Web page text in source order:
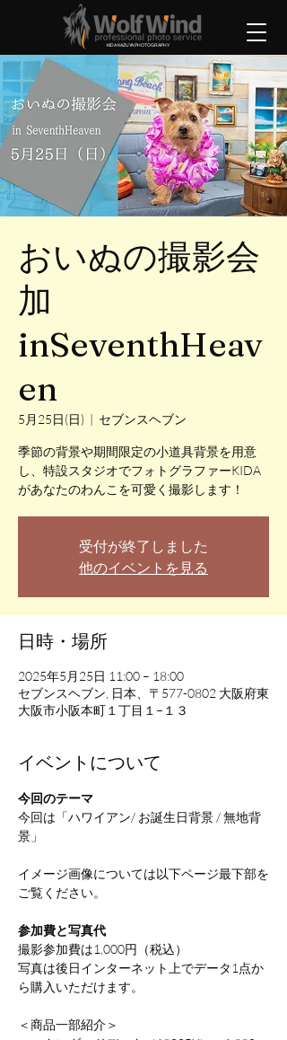
KIDA KAZUYA PHOTOGRAPHY
おいぬの撮影会
加
inSeventhHeav
en
5月25日(日)
  |
セブンスヘブン
季節の背景や期間限定の小道具背景を用意
し、特設スタジオでフォトグラファーKIDA
受付が終了しました
他のイベントを見る
日時・場所
2025年5月25日 11:00 – 18:00
セブンスヘブン, 日本、〒577-0802 大阪府東
大阪市小阪本町１丁目１−１３
イベントについて
今回のテーマ
今回は「ハワイアン/ お誕生日背景 / 無地背
景」
イメージ画像については以下ページ最下部を
ご覧ください。
参加費と写真代
撮影参加費は1,000円（税込）
写真は後日インターネット上でデータ1点か
ら購入いただけます。
＜商品一部紹介＞